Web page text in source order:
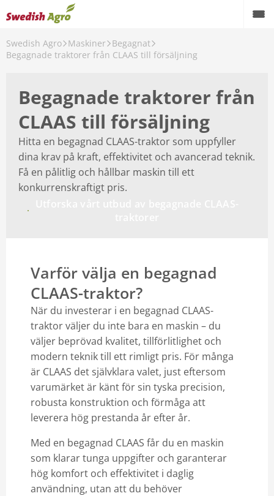
Swedish Agro Maskiner Begagnat
Begagnade traktorer från CLAAS till försäljning
Begagnade traktorer från
CLAAS till försäljning
Hitta en begagnad CLAAS-traktor som uppfyller
dina krav på kraft, effektivitet och avancerad teknik.
Få en pålitlig och hållbar maskin till ett
konkurrenskraftigt pris.
Varför välja en begagnad
CLAAS-traktor?
När du investerar i en begagnad CLAAS-
traktor väljer du inte bara en maskin – du
väljer beprövad kvalitet, tillförlitlighet och
modern teknik till ett rimligt pris. För många
är CLAAS det självklara valet, just eftersom
varumärket är känt för sin tyska precision,
robusta konstruktion och förmåga att
leverera hög prestanda år efter år.
Med en begagnad CLAAS får du en maskin
som klarar tunga uppgifter och garanterar
hög komfort och effektivitet i daglig
användning, utan att du behöver
Växtodling
Spannmål
Maskiner
Butik
Om oss
Mina sidor